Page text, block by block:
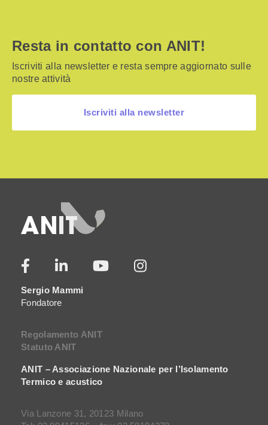
Resta in contatto con ANIT!
Iscriviti alla newsletter e resta sempre aggiornato sulle
nostre attività
Iscriviti alla newsletter
Sergio Mammi
Fondatore
Regolamento ANIT
Statuto ANIT
ANIT – Associazione Nazionale per l’Isolamento
Termico e acustico
Via Lanzone 31, 20123 Milano